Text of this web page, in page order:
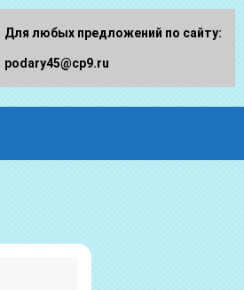
Для любых предложений по сайту:
podary45@cp9.ru